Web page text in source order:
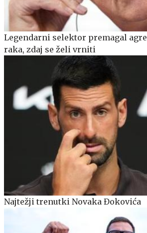
Legendarni selektor premagal
raka, zdaj se želi vrniti
Najtežji trenutki Novaka Đokovića